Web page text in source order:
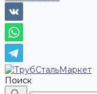
Поиск